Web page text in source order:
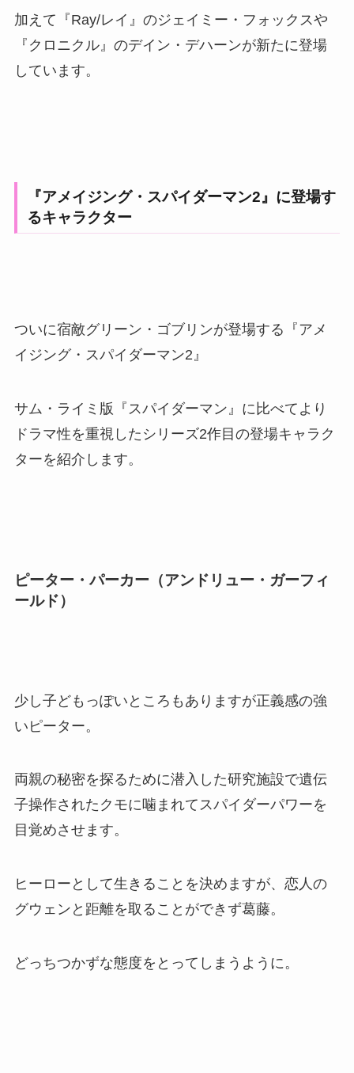
加えて『Ray/レイ』のジェイミー・フォックスや
『クロニクル』のデイン・デハーンが新たに登場
しています。
『アメイジング・スパイダーマン2』に登場す
るキャラクター
ついに宿敵グリーン・ゴブリンが登場する『アメ
イジング・スパイダーマン2』
サム・ライミ版『スパイダーマン』に比べてより
ドラマ性を重視したシリーズ2作目の登場キャラク
ターを紹介します。
ピーター・パーカー（アンドリュー・ガーフィ
ールド）
少し子どもっぽいところもありますが正義感の強
いピーター。
両親の秘密を探るために潜入した研究施設で遺伝
子操作されたクモに噛まれてスパイダーパワーを
目覚めさせます。
ヒーローとして生きることを決めますが、恋人の
グウェンと距離を取ることができず葛藤。
どっちつかずな態度をとってしまうように。